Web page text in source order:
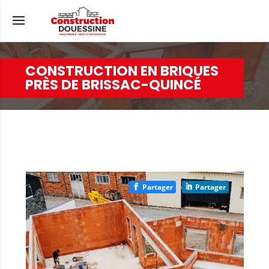
CONSTRUCTION EN BRIQUES
PRÈS DE BRISSAC-QUINCÉ
Partager Partager